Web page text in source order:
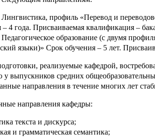
Лингвистика, профиль «Перевод и
– 4 года. Присваиваемая квалификация –
образование (с двумя
языки)» Срок обучения – 5 лет.
реализуемые кафедрой,
у выпускников средних
направления в течение многих лет
направления кафедры:
текста и дискурса;
и грамматическая семантика;